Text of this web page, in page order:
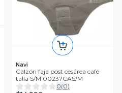
Navi
Calzón faja post cesárea café
talla S/M 00237CAS/M
0(0)